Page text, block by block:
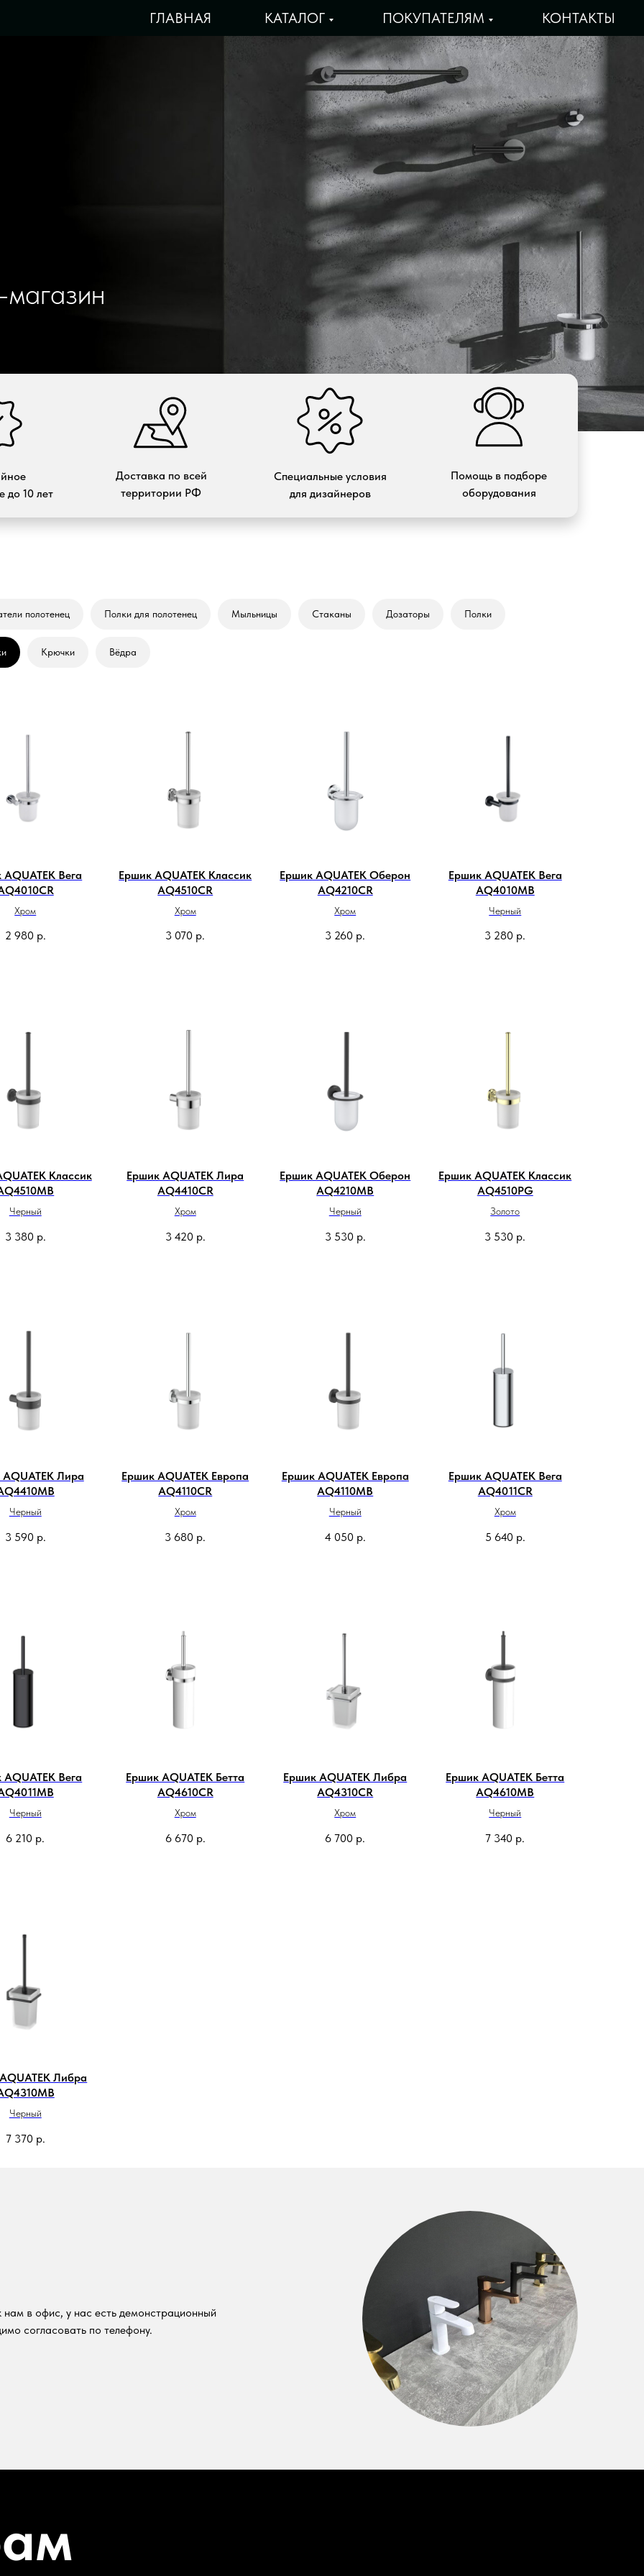
ГЛАВНАЯ КАТАЛОГ ПОКУПАТЕЛЯМ КОНТАКТЫ
Доставка по всей
территории РФ
до 10 лет
Специальные условия
для дизайнеров
Помощь в подборе
оборудования
полотенец Полки для полотенец Мыльницы Стаканы Дозаторы Полки
Крючки Вёдра
Вега
Хром
2 980 р.
Ершик AQUATEK Классик
AQ4510CR
Хром
3 070 р.
Ершик AQUATEK Оберон
AQ4210CR
Хром
3 260 р.
Ершик AQUATEK Вега
AQ4010MB
Черный
3 280 р.
Классик
Черный
3 380 р.
Ершик AQUATEK Лира
AQ4410CR
Хром
3 420 р.
Ершик AQUATEK Оберон
AQ4210MB
Черный
3 530 р.
Ершик AQUATEK Классик
AQ4510PG
Золото
3 530 р.
Лира
Черный
3 590 р.
Ершик AQUATEK Европа
AQ4110CR
Хром
3 680 р.
Ершик AQUATEK Европа
AQ4110MB
Черный
4 050 р.
Ершик AQUATEK Вега
AQ4011CR
Хром
5 640 р.
Вега
Черный
6 210 р.
Ершик AQUATEK Бетта
AQ4610CR
Хром
6 670 р.
Ершик AQUATEK Либра
AQ4310CR
Хром
6 700 р.
Ершик AQUATEK Бетта
AQ4610MB
Черный
7 340 р.
Либра
Черный
7 370 р.
в офис, у нас есть демонстрационный
согласовать по телефону.